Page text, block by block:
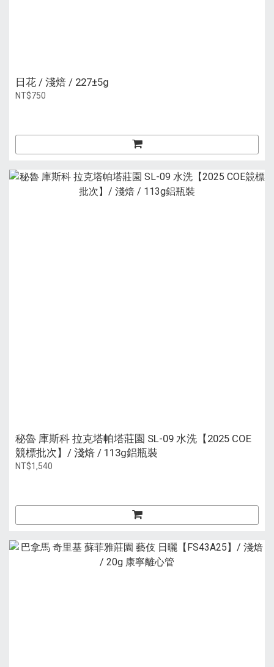
日花 / 淺焙 / 227±5g
NT$750
秘魯 庫斯科 拉克塔帕塔莊園 SL-09 水洗【2025 COE
競標批次】/ 淺焙 / 113g鋁瓶裝
NT$1,540